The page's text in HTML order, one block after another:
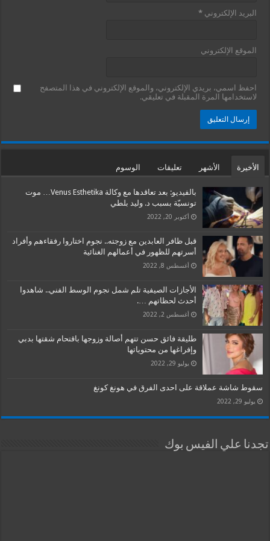
البريد الإلكتروني*
الموقع الإلكتروني
احفظ اسمي، بريدي الإلكتروني، والموقع الإلكتروني في هذا المتصفح
لاستخدامها المرة المقبلة في تعليقي.
الأخيرة الأشهر تعليقات الوسوم
بالفيديو: بعد تعاقدها مع وكالة Venus Esthetika… موت
تونسيّة بسبب د. وليد بلطي
أكتوبر 20, 2022
قبل ظافر العابدين مع زوجته.. نجوم اختاروا رفقاءهم وأفراد
أسرتهم للظهور في أعمالهم الغنائية
أغسطس 8, 2022
الأجازات الصيفية تلم شمل نجوم الوسط الفني.. شاهدوا
أحدث لحظاتهم ….
أغسطس 2, 2022
طليقة فائق حسن تتهم أصالة وزوجها باقتحام شقتها بدبي
وإفراغها من محتوياتها
يوليو 29, 2022
سقوط شاشة عملاقة على احدى الفرق في هونغ كونغ
يوليو 29, 2022
تجدنا علي الفيس بوك